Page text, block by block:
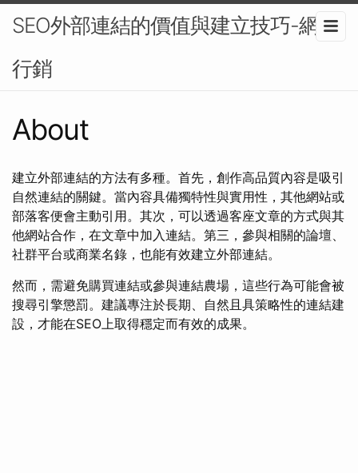
SEO外部連結的價值與建立技巧-網路
行銷
About
建立外部連結的方法有多種。首先，創作高品質內容是吸引
自然連結的關鍵。當內容具備獨特性與實用性，其他網站或
部落客便會主動引用。其次，可以透過客座文章的方式與其
他網站合作，在文章中加入連結。第三，參與相關的論壇、
社群平台或商業名錄，也能有效建立外部連結。
然而，需避免購買連結或參與連結農場，這些行為可能會被
搜尋引擎懲罰。建議專注於長期、自然且具策略性的連結建
設，才能在SEO上取得穩定而有效的成果。